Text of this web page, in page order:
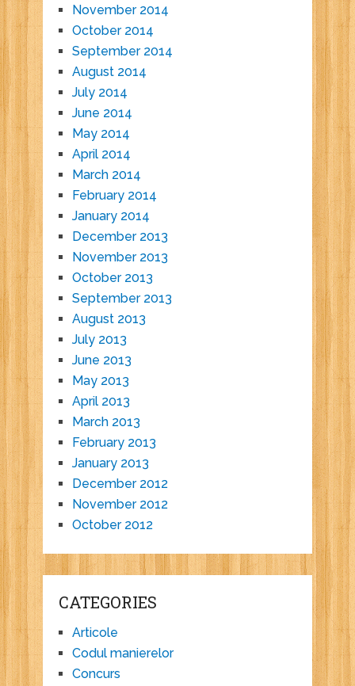
November 2014
October 2014
September 2014
August 2014
July 2014
June 2014
May 2014
April 2014
March 2014
February 2014
January 2014
December 2013
November 2013
October 2013
September 2013
August 2013
July 2013
June 2013
May 2013
April 2013
March 2013
February 2013
January 2013
December 2012
November 2012
October 2012
CATEGORIES
Articole
Codul manierelor
Concurs